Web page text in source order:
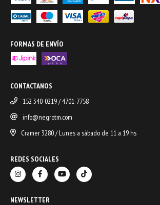
FORMAS DE ENVÍO
CONTACTANOS
152 340-0219 / 4701-7758
info@negrotm.com
Cramer 3280 / Lunes a sábado de 11 a 19 hs
REDES SOCIALES
NEWSLETTER